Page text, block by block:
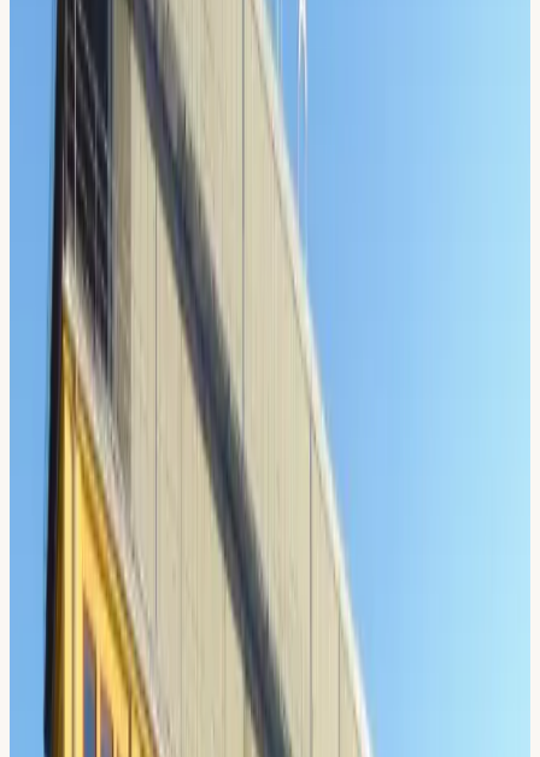
Välj din egen lärare
Sickla station (tvärbana/Saltsjöbanan), kort gångväg.
Sickla är välutrustad med moderna bilar och god
tillgång till körvägar som förbereder dig inför uppkörningen.
Oavsett om du är nybörjare eller vill ta körkort snabbt med
intensivkurs, har vi rätt upplägg för dig i
Din lokal
Din Körskola
Sickla Industriväg 24, 131 54 Nacka
Hitta hit:
Sickla station (tvärbana/Saltsjöbanan), kort
gångväg.
Snabbfakta
4,8 / 5 på Google (567 recensioner)
Grundades 2009
3 lokaler i Stockholm
STR Guldmedlem
Lokal körguide